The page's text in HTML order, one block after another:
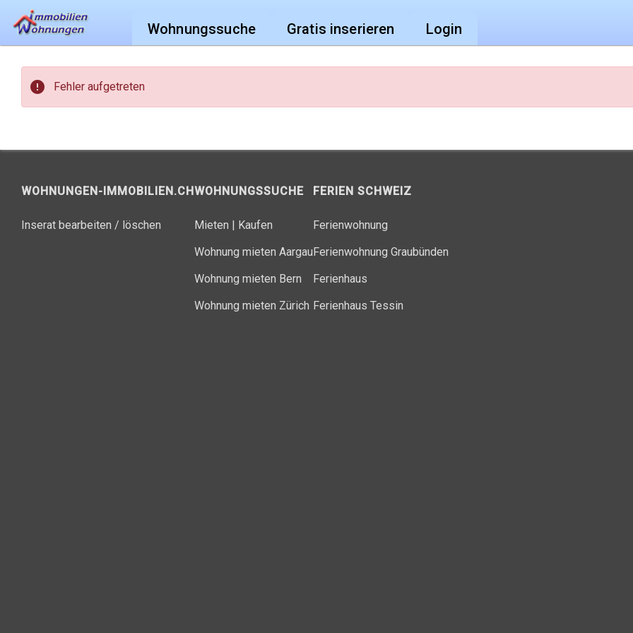
Wohnungssuche Gratis inserieren Login
error Fehler aufgetreten
WOHNUNGEN-IMMOBILIEN.CH
Inserat bearbeiten / löschen
WOHNUNGSSUCHE
Mieten | Kaufen
Wohnung mieten Aargau
Wohnung mieten Bern
Wohnung mieten Zürich
FERIEN SCHWEIZ
Ferienwohnung
Ferienwohnung Graubünden
Ferienhaus
Ferienhaus Tessin